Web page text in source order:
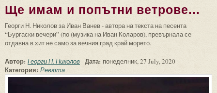
Ще имам и попътни ветрове...
Георги Н. Николов за Иван Ванев - автора на текста на песента
“Бургаски вечери” (по (музика на Иван Коларов), превърнала се
отдавна в хит не само за вечния град край морето.
Автор: Георги Н. Николов Дата: понеделник, 27 July, 2020
Категория: Ревюта